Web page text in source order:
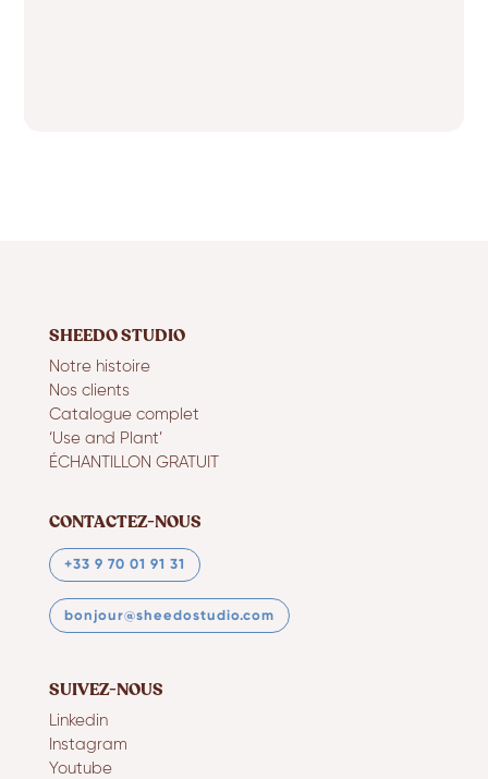
SHEEDO STUDIO
Notre histoire
Nos clients
Catalogue complet
‘Use and Plant’
ÉCHANTILLON GRATUIT
CONTACTEZ-NOUS
+33 9 70 01 91 31
bonjour@sheedostudio.com
SUIVEZ-NOUS
Linkedin
Instagram
Youtube